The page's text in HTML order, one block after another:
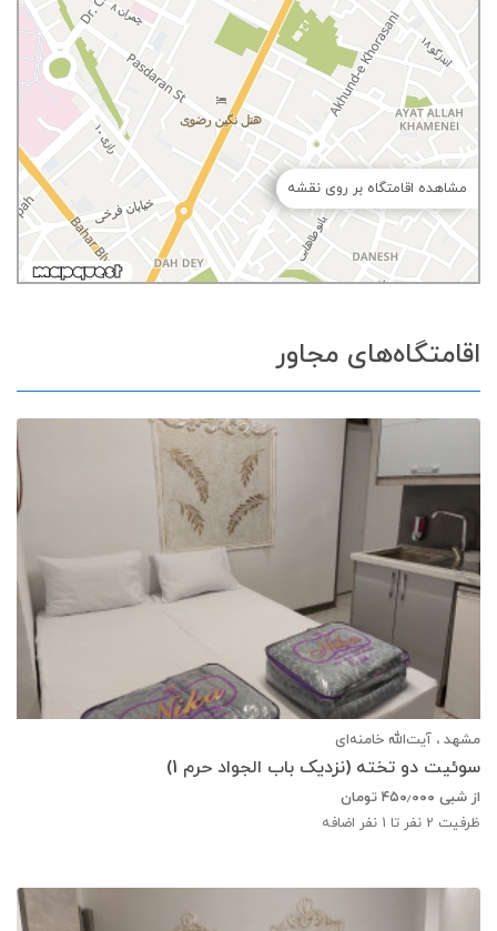
مشاهده اقامتگاه بر روی نقشه
اقامتگاه‌های مجاور
مشهد ، آیت‌الله خامنه‌ای
سوئیت دو تخته (نزدیک باب الجواد حرم 1)
از شبی ۴۵۰٫۰۰۰ تومان
ظرفیت 2 نفر تا 1 نفر اضافه